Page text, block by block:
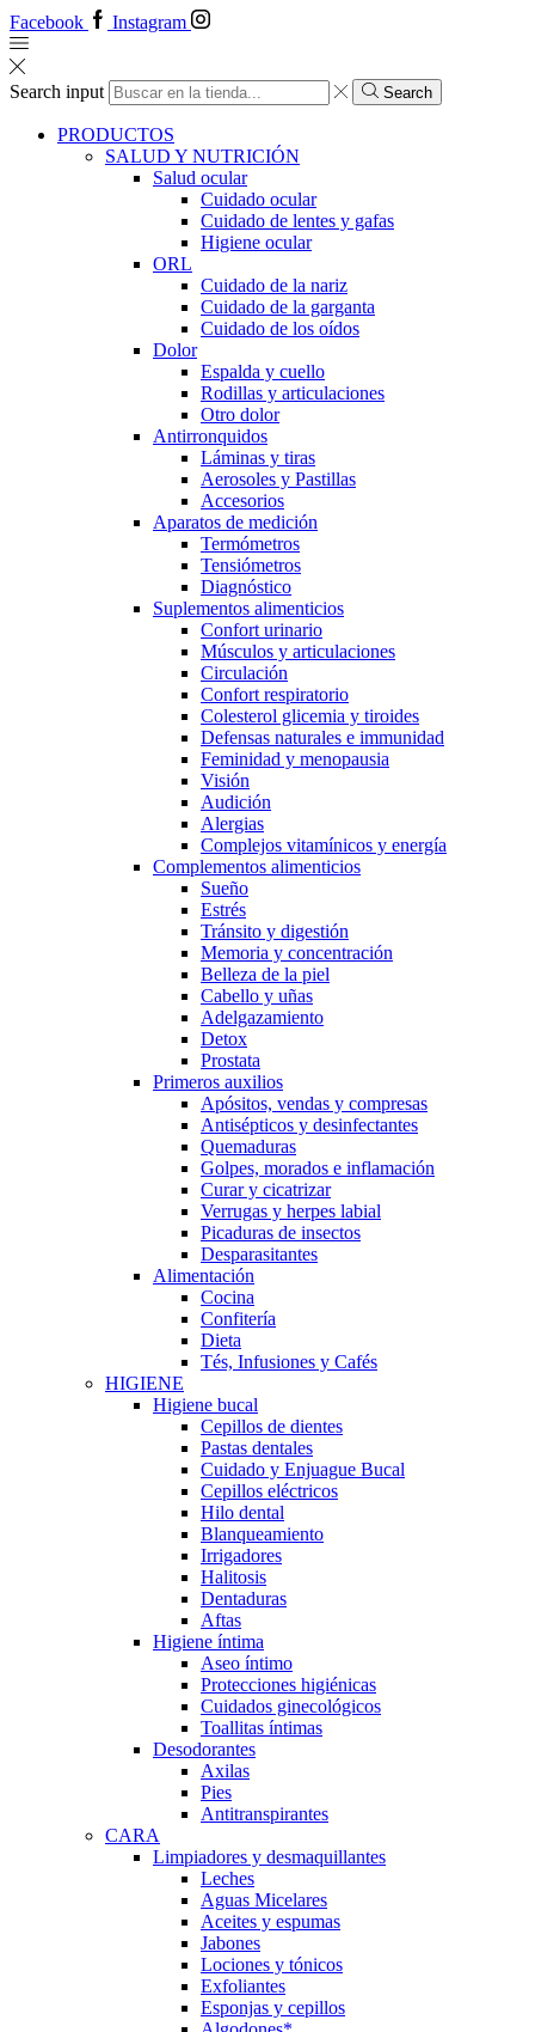
Facebook Instagram
Search input Search
PRODUCTOS
SALUD Y NUTRICIÓN
Salud ocular
Cuidado ocular
Cuidado de lentes y gafas
Higiene ocular
ORL
​​Cuidado de la nariz
​​Cuidado de la garganta
​​Cuidado de los oídos
Dolor
Espalda y cuello
Rodillas y articulaciones
Otro dolor
Antirronquidos
Láminas y tiras
Aerosoles y Pastillas
Accesorios
Aparatos de medición
Termómetros
Tensiómetros
Diagnóstico
Suplementos alimenticios
Confort urinario
Músculos y articulaciones
Circulación
Confort respiratorio
Colesterol glicemia y tiroides
Defensas naturales e immunidad
Feminidad y menopausia
Visión
Audición
Alergias
Complejos vitamínicos y energía
Complementos alimenticios
Sueño
Estrés
Tránsito y digestión
Memoria y concentración
Belleza de la piel
Cabello y uñas
Adelgazamiento
Detox
Prostata
Primeros auxilios
Apósitos, vendas y compresas
Antisépticos y desinfectantes
Quemaduras
Golpes, morados e inflamación
Curar y cicatrizar
Verrugas y herpes labial
Picaduras de insectos
Desparasitantes
Alimentación
Cocina
Confitería
Dieta
Tés, Infusiones y Cafés
HIGIENE
Higiene bucal
Cepillos de dientes
Pastas dentales
Cuidado y Enjuague Bucal
Cepillos eléctricos
Hilo dental
Blanqueamiento
Irrigadores
Halitosis
Dentaduras
Aftas
Higiene íntima
Aseo íntimo
Protecciones higiénicas
Cuidados ginecológicos
Toallitas íntimas
Desodorantes
Axilas
Pies
Antitranspirantes
CARA
Limpiadores y desmaquillantes
Leches
Aguas Micelares
Aceites y espumas
Jabones
Lociones y tónicos
Exfoliantes
Esponjas y cepillos